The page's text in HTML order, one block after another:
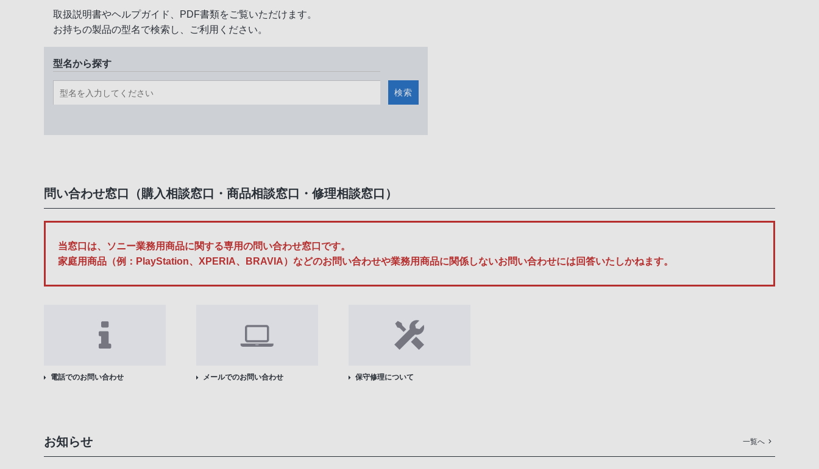
取扱説明書やヘルプガイド、PDF書類をご覧いただけます。
お持ちの製品の型名で検索し、ご利用ください。
型名から探す
検索
問い合わせ窓口（購入相談窓口・商品相談窓口・修理相談窓口）
当窓口は、ソニー業務用商品に関する専用の問い合わせ窓口です。
家庭用商品（例：PlayStation、XPERIA、BRAVIA）などのお問い合わせや業務用商品に関係しないお問い合わせには回答いたしかねます。
電話でのお問い合わせ メールでのお問い合わせ 保守修理について
お知らせ 一覧へ